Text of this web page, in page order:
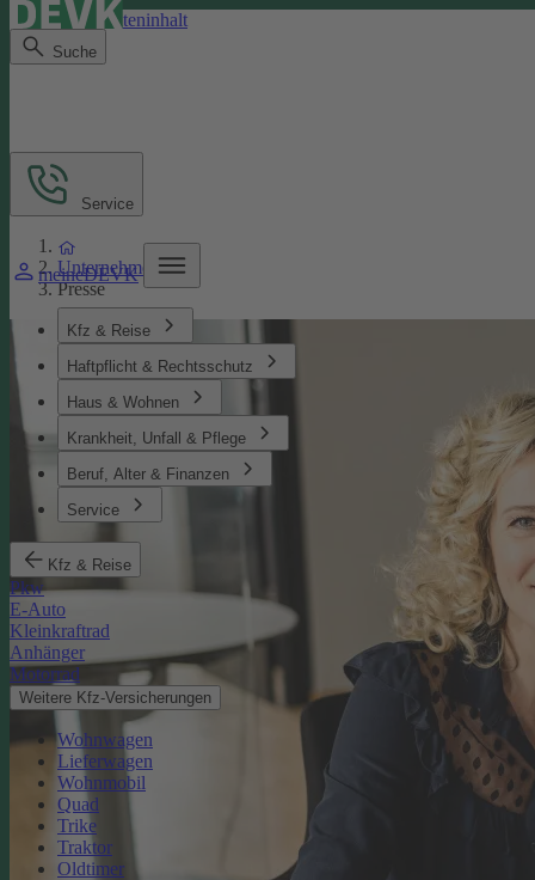
Direkt zum Seiteninhalt
Suche
meineDEVK
Kfz & Reise
Haftpflicht & Rechtsschutz
Haus & Wohnen
Krankheit, Unfall & Pflege
Beruf, Alter & Finanzen
Service
Kfz & Reise
Pkw
E-Auto
Kleinkraftrad
Anhänger
Motorrad
Weitere Kfz-Versicherungen
Wohnwagen
Lieferwagen
Wohnmobil
Quad
Trike
Traktor
Oldtimer
Service
Unternehmen
Presse